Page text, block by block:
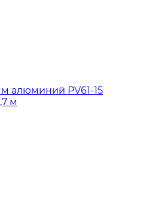
алюминий PV61-15
м